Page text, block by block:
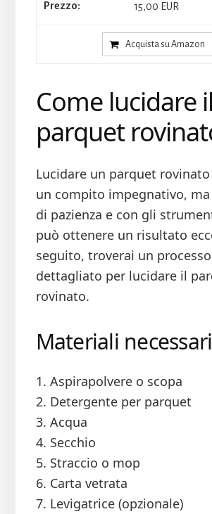
15,00 EUR
Acquista su Amazon
Come lucidare il
parquet
Lucidare un parquet
un compito impegnativo, ma
di pazienza e con gli
può ottenere un risultato
seguito, troverai un processo
dettagliato per lucidare il
rovinato.
Materiali necessari
1. Aspirapolvere o scopa
2. Detergente per parquet
3. Acqua
4. Secchio
5. Straccio o mop
6. Carta vetrata
7. Levigatrice (opzionale)